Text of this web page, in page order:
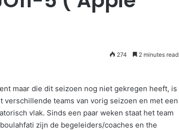
274 2 minutes read
maar die dit seizoen nog niet gekregen heeft, is
verschillende teams van vorig seizoen en met een
vlak. Sinds een paar weken staat het team
zijn de begeleiders/coaches en the